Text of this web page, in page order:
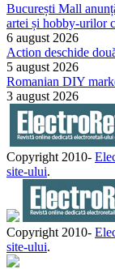
București Mall
artei și hobby-urilor
6 august 2026
Action deschide
5 august 2026
Romanian DIY
3 august 2026
Copyright 2010-
site-ului.
Copyright 2010-
site-ului.